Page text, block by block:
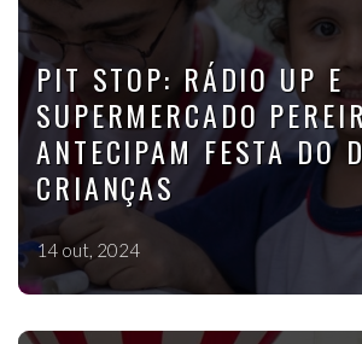
PIT STOP: RÁDIO UP E
SUPERMERCADO
ANTECIPAM FESTA DO
CRIANÇAS
14 out, 2024